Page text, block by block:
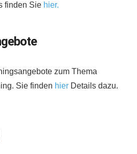
finden Sie hier.
zum Thema
Sie finden hierDetails dazu.